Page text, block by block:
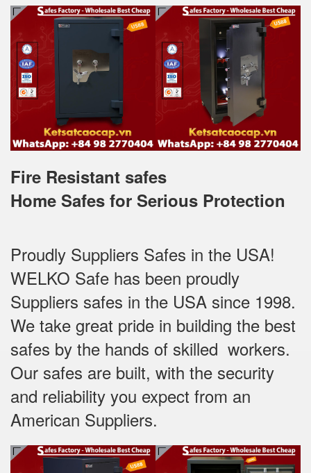
Fire Resistant safes
Home Safes for Serious Protection
Proudly Suppliers Safes‎ in the USA!
WELKO Safe has been proudly
Suppliers safes in the USA since 1998.
We take great pride in building the best
safes by the hands of skilled workers.
Our safes are built, with the security
and reliability you expect from an
American Suppliers.